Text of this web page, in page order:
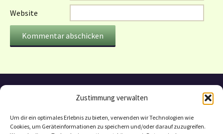
Zustimmung verwalten
Um dir ein optimales Erlebnis zu bieten, verwenden wir Technologien wie
Cookies, um Geräteinformationen zu speichern und/oder darauf zuzugreifen.
Website